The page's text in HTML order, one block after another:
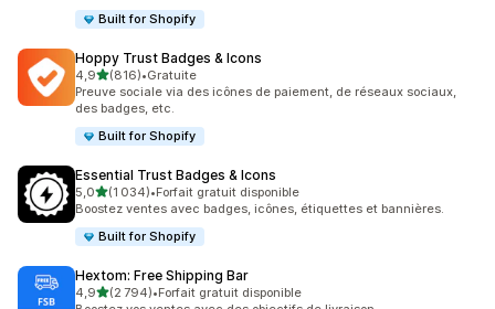
Built for Shopify
Hoppy Trust Badges & Icons
4,9étoile(s) sur 5
(816)
816 avis au total
•Gratuite
Preuve sociale via des icônes de paiement, de réseaux sociaux,
des badges, etc.
Built for Shopify
Essential Trust Badges & Icons
5,0étoile(s) sur 5
(1 034)
1034 avis au total
•Forfait gratuit disponible
Boostez ventes avec badges, icônes, étiquettes et bannières.
Built for Shopify
Hextom: Free Shipping Bar
4,9étoile(s) sur 5
(2 794)
2794 avis au total
•Forfait gratuit disponible